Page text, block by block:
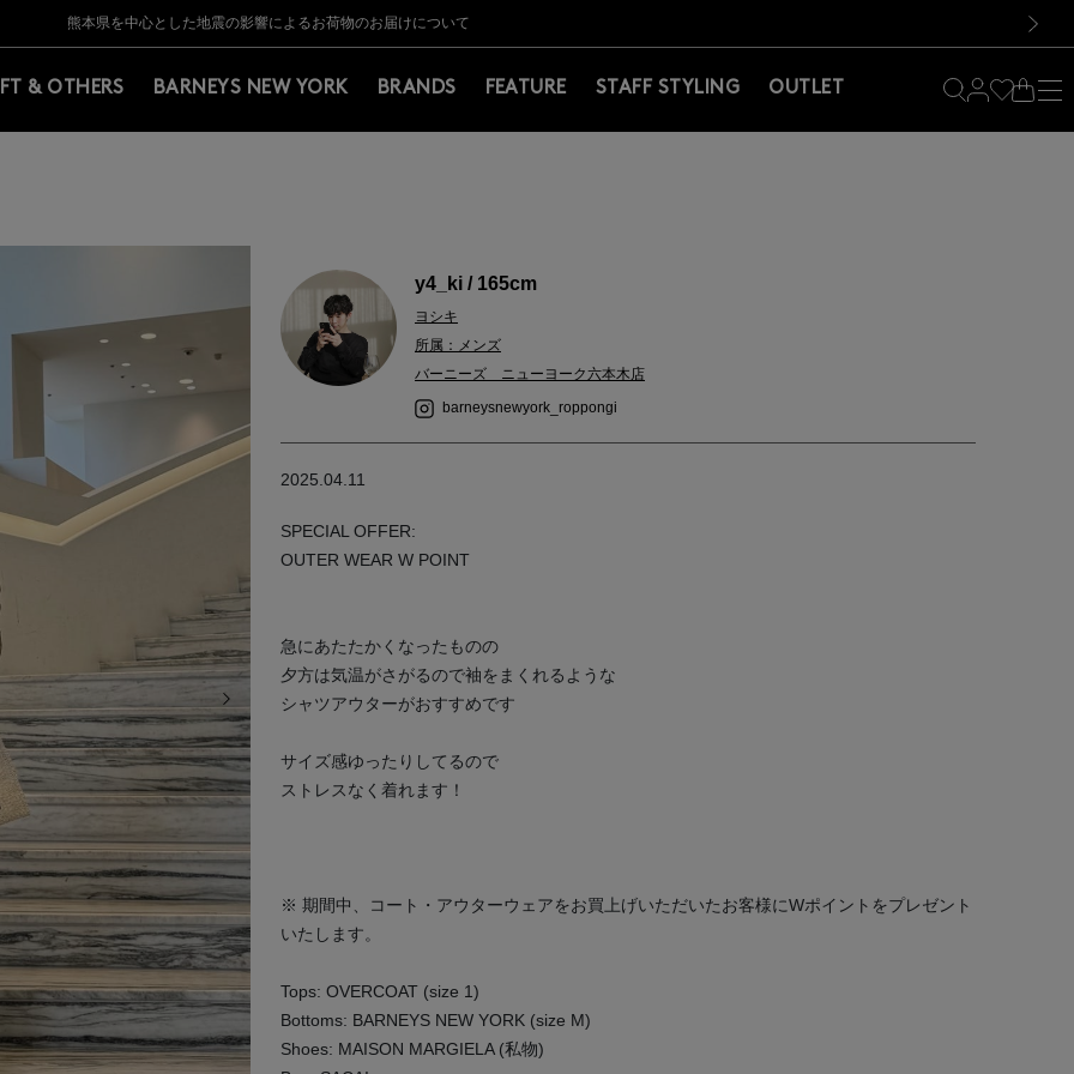
BARNEYS＞会員のお客様は11,000円（税込）以上のお買上げで常時送料無料！お買い物の際は会員登録を！
【夏季休業に伴う返品・交換承り一時停止のお知らせ】（2026.8.5）
熊本県を中心とした地震の影響によるお荷物のお届けについて
【開催中】SUMMER SALEのご案内・ご注意事項
BARNEYS＞会員のお客様は11,000円（税込）以上のお買上げで常時送料無料！お買い物の際は会員登録を！
【夏季休業に伴う返品・交換承り一時停止のお知らせ】（2026.8.5）
& OTHERS BARNEYS NEW YORK BRANDS FEATURE STAFF STYLING OUTLET
次の画像
y4_ki / 165cm
ヨシキ
所属：メンズ
バーニーズ ニューヨーク六本木店
barneysnewyork_roppongi
2025.04.11
SPECIAL OFFER:
OUTER WEAR W POINT
急にあたたかくなったものの
夕方は気温がさがるので袖をまくれるような
シャツアウターがおすすめです
サイズ感ゆったりしてるので
ストレスなく着れます！
※ 期間中、コート・アウターウェアをお買上げいただいたお客様にWポイントをプレゼント
いたします。
Tops: OVERCOAT (size 1)
Bottoms: BARNEYS NEW YORK (size M)
Shoes: MAISON MARGIELA (私物)